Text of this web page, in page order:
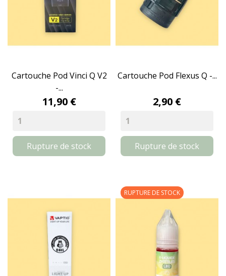
Cartouche Pod Vinci Q V2
-...
11,90 €
Rupture de stock
Cartouche Pod Flexus Q -...
2,90 €
Rupture de stock
RUPTURE DE STOCK